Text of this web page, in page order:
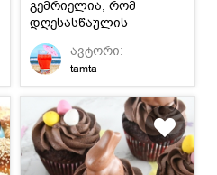
გემრიელია, რომ
დღესასწაულის
შემდეგაც ხშირად
მოამზადებთ.
ავტორი:
tamta